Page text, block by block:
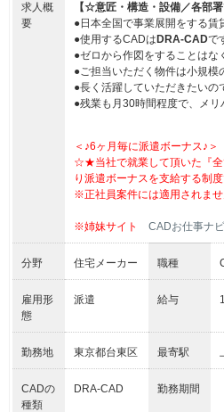
求人概
要
【☆意匠・構造・設備／各部
●日本全国で事業展開をする
●使用するCADは DRA-CADで
●ゼロから作図をすることは
●ご担当いただく物件は小規
●長く活躍していただきたい
●残業も月30時間程度で、メ
＜♪6ヶ月毎に派遣ボーナス♪＞
☆★当社で就業して頂いた『全
り派遣ボーナスを支給する制
※正社員案件には適用されませ
※姉妹サイト CADお仕事ナビ
分野 住宅メーカー 職種
雇用形
態
派遣 給与
勤務地 東京都台東区 最寄駅
CADの
種類
DRA-CAD 勤務期間